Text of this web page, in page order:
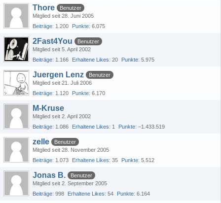
Thore
Benutzer
Mitglied seit 28. Juni 2005
Beiträge 1.200 Punkte 6.075
2Fast4You
Benutzer
Mitglied seit 5. April 2002
Beiträge 1.166 Erhaltene Likes 20 Punkte 5.975
Juergen Lenz
Benutzer
Mitglied seit 21. Juli 2006
Beiträge 1.120 Punkte 6.170
M-Kruse
Mitglied seit 2. April 2002
Beiträge 1.086 Erhaltene Likes 1 Punkte −1.433.519
zelle
Benutzer
Mitglied seit 28. November 2005
Beiträge 1.073 Erhaltene Likes 35 Punkte 5.512
Jonas B.
Benutzer
Mitglied seit 2. September 2005
Beiträge 998 Erhaltene Likes 54 Punkte 6.164